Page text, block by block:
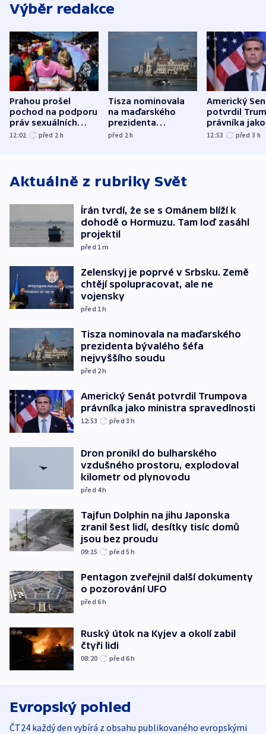
Výběr redakce
Prahou prošel
pochod na podporu
práv sexuálních
menšin
12:02 před 2 h
Tisza nominovala
na maďarského
prezidenta
bývalého šéfa
před 2h
Americký
potvrdil
právníka jako
ministra
12:53 před 3 h
Aktuálně z rubriky Svět
Írán tvrdí, že se s Ománem blíží k
dohodě o Hormuzu. Tam loď zasáhl
projektil
před 1m
Zelenskyj je poprvé v Srbsku. Země
chtějí spolupracovat, ale ne
vojensky
před 1h
Tisza nominovala na maďarského
prezidenta bývalého šéfa
nejvyššího soudu
před 2h
Americký Senát potvrdil Trumpova
právníka jako ministra spravedlnosti
12:53 před 3h
Dron pronikl do bulharského
vzdušného prostoru, explodoval
kilometr od plynovodu
před 4h
Tajfun Dolphin na jihu Japonska
zranil šest lidí, desítky tisíc domů
jsou bez proudu
09:15 před 5h
Pentagon zveřejnil další dokumenty
o pozorování UFO
před 6h
Ruský útok na Kyjev a okolí zabil
čtyři lidi
08:20 před 6h
Evropský pohled
ČT24 každý den vybírá z obsahu publikovaného evropskými